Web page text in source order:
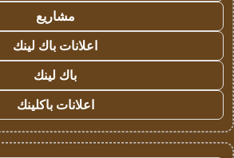
مشاريع
اعلانات باك لينك
باك لينك
اعلانات باكلينك